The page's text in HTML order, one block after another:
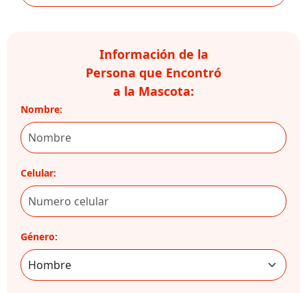
Información de la
Persona que Encontró
a la Mascota:
Nombre:
Celular:
Género: